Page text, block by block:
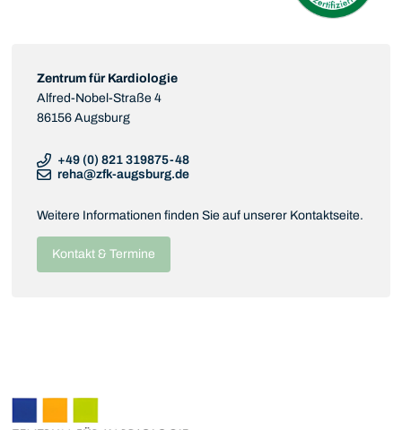
Zentrum für Kardiologie
Alfred-Nobel-Straße 4
86156 Augsburg
+49 (0) 821 319875-48
reha@zfk-augsburg.de
Weitere Informationen finden Sie auf unserer Kontaktseite.
Kontakt & Termine